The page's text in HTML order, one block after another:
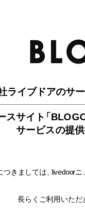
ライブドアのサ
スサイ ト「
サービスの提
つきましては livedoor
長らくご利用いただ